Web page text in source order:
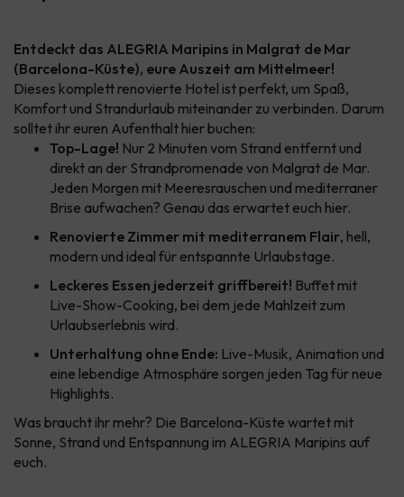
Entdeckt das ALEGRIA Maripins in Malgrat de Mar
(Barcelona-Küste), eure Auszeit am Mittelmeer!
Dieses komplett renovierte Hotel ist perfekt, um Spaß,
Komfort und Strandurlaub miteinander zu verbinden. Darum
solltet ihr euren Aufenthalt hier buchen:
Top-Lage! Nur 2 Minuten vom Strand entfernt und
direkt an der Strandpromenade von Malgrat de Mar.
Jeden Morgen mit Meeresrauschen und mediterraner
Brise aufwachen? Genau das erwartet euch hier.
Renovierte Zimmer mit mediterranem Flair, hell,
modern und ideal für entspannte Urlaubstage.
Leckeres Essen jederzeit griffbereit! Buffet mit
Live-Show-Cooking, bei dem jede Mahlzeit zum
Urlaubserlebnis wird.
Unterhaltung ohne Ende: Live-Musik, Animation und
eine lebendige Atmosphäre sorgen jeden Tag für neue
Highlights.
Was braucht ihr mehr? Die Barcelona-Küste wartet mit
Sonne, Strand und Entspannung im ALEGRIA Maripins auf
euch.